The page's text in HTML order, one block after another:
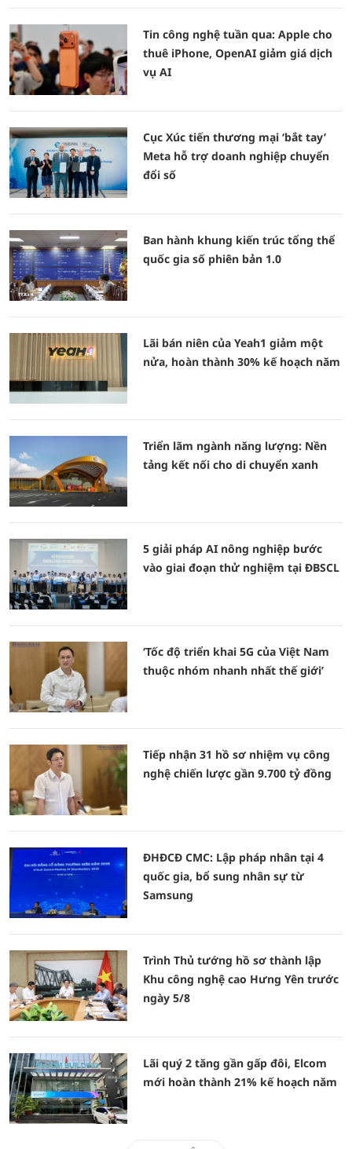
Tin công nghệ tuần qua: Apple cho
thuê iPhone, OpenAI giảm giá dịch
vụ AI
Cục Xúc tiến thương mại ‘bắt tay’
Meta hỗ trợ doanh nghiệp chuyển
đổi số
Ban hành khung kiến trúc tổng thể
quốc gia số phiên bản 1.0
Lãi bán niên của Yeah1 giảm một
nửa, hoàn thành 30% kế hoạch năm
Triển lãm ngành năng lượng: Nền
tảng kết nối cho di chuyển xanh
5 giải pháp AI nông nghiệp bước
vào giai đoạn thử nghiệm tại ĐBSCL
‘Tốc độ triển khai 5G của Việt Nam
thuộc nhóm nhanh nhất thế giới’
Tiếp nhận 31 hồ sơ nhiệm vụ công
nghệ chiến lược gần 9.700 tỷ đồng
ĐHĐCĐ CMC: Lập pháp nhân tại 4
quốc gia, bổ sung nhân sự từ
Samsung
Trình Thủ tướng hồ sơ thành lập
Khu công nghệ cao Hưng Yên trước
ngày 5/8
Lãi quý 2 tăng gần gấp đôi, Elcom
mới hoàn thành 21% kế hoạch năm